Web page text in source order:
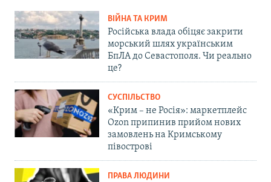
ВІЙНА ТА КРИМ
Російська влада обіцяє закрити
морський шлях українським
БпЛА до Севастополя. Чи реально
це?
СУСПІЛЬСТВО
«Крим – не Росія»: маркетплейс
Ozon припинив прийом нових
замовлень на Кримському
півострові
ПРАВА ЛЮДИНИ